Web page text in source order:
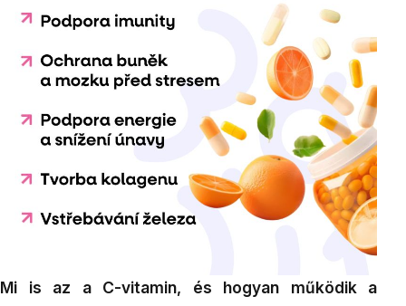
Mi is az a C-vitamin, és hogyan működik a